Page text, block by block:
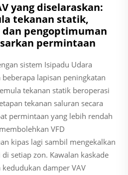
yang diselaraskan:
tekanan statik,
pengoptimuman
permintaan
sistem Isipadu Udara
beberapa lapisan peningkatan
tekanan statik beroperasi
tekanan saluran secara
permintaan yang lebih rendah
VFD
kipas lagi sambil mengekalkan
setiap zon. Kawalan kaskade
damper VAV